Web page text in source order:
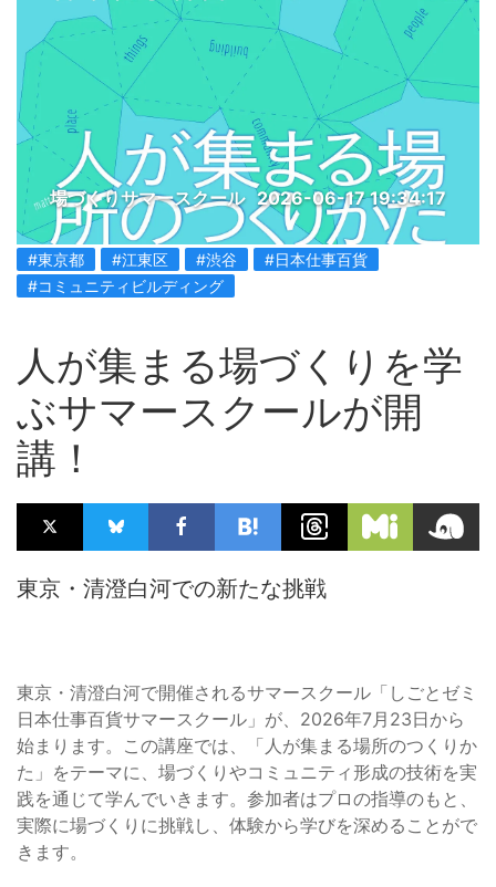
場づくりサマースクール 2026-06-17 19:34:17
#東京都 #江東区 #渋谷
#日本仕事百貨
#コミュニティビルディング
人が集まる場づくりを学
ぶサマースクールが開
講！
東京・清澄白河での新たな挑戦
東京・清澄白河で開催されるサマースクール「しごとゼミ
日本仕事百貨サマースクール」が、2026年7月23日から
始まります。この講座では、「人が集まる場所のつくりか
た」をテーマに、場づくりやコミュニティ形成の技術を実
践を通じて学んでいきます。参加者はプロの指導のもと、
実際に場づくりに挑戦し、体験から学びを深めることがで
きます。